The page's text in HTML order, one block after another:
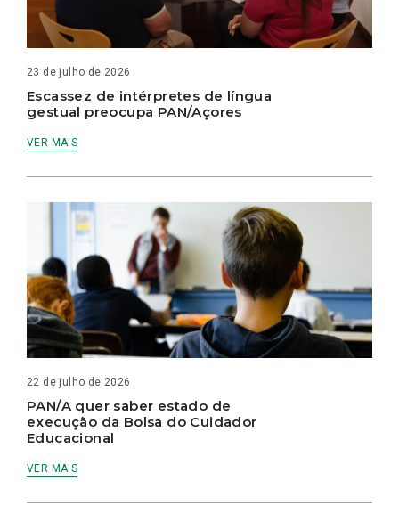
23 de julho de 2026
Escassez de intérpretes de língua
gestual preocupa PAN/Açores
VER MAIS
22 de julho de 2026
PAN/A quer saber estado de
execução da Bolsa do Cuidador
Educacional
VER MAIS